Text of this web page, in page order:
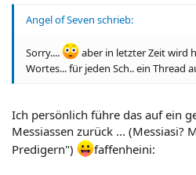
Angel of Seven schrieb:
Sorry....
aber in letzter Zeit wird
Wortes... für jeden Sch.. ein Thread
Ich persönlich führe das auf ein
Messiassen zurück ... (Messiasi?
Predigern")
faffenheini: